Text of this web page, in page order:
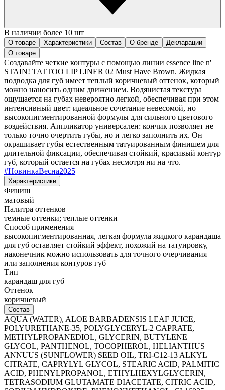
В наличии более 10 шт
О товаре Характеристики Состав О бренде
Декларации
О товаре
Создавайте четкие контуры с помощью линии essence line n'
STAIN! TATTOO LIP LINER 02 Must Have Brown. Жидкая
подводка для губ имеет теплый коричневый оттенок, который
можно наносить одним движением. Водянистая текстура
ощущается на губах невероятно легкой, обеспечивая при этом
интенсивный цвет: идеальное сочетание невесомой, но
высокопигментированной формулы для сильного цветового
воздействия. Аппликатор универсален: кончик позволяет не
только точно очертить губы, но и легко заполнить их. Он
окрашивает губы естественным татуированным финишем для
длительной фиксации, обеспечивая стойкий, красивый контур
губ, который остается на губах несмотря ни на что.
#НовинкаВесна2025
Характеристики
Финиш
матовый
Палитра оттенков
темные оттенки; теплые оттенки
Способ применения
высокопигментированная, легкая формула жидкого карандаша
для губ оставляет стойкий эффект, похожий на татуировку,
наконечник можно использовать для точного очерчивания
или заполнения контуров губ
Тип
карандаш для губ
Оттенок
коричневый
Состав
AQUA (WATER), ALOE BARBADENSIS LEAF JUICE,
POLYURETHANE-35, POLYGLYCERYL-2 CAPRATE,
METHYLPROPANEDIOL, GLYCERIN, BUTYLENE
GLYCOL, PANTHENOL, TOCOPHEROL, HELIANTHUS
ANNUUS (SUNFLOWER) SEED OIL, TRI-C12-13 ALKYL
CITRATE, CAPRYLYL GLYCOL, STEARIC ACID, PALMITIC
ACID, PHENYLPROPANOL, ETHYLHEXYLGLYCERIN,
TETRASODIUM GLUTAMATE DIACETATE, CITRIC ACID,